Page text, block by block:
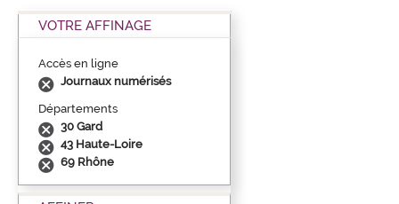
VOTRE AFFINAGE
Accès en ligne
Journaux numérisés
Départements
30 Gard
43 Haute-Loire
69 Rhône